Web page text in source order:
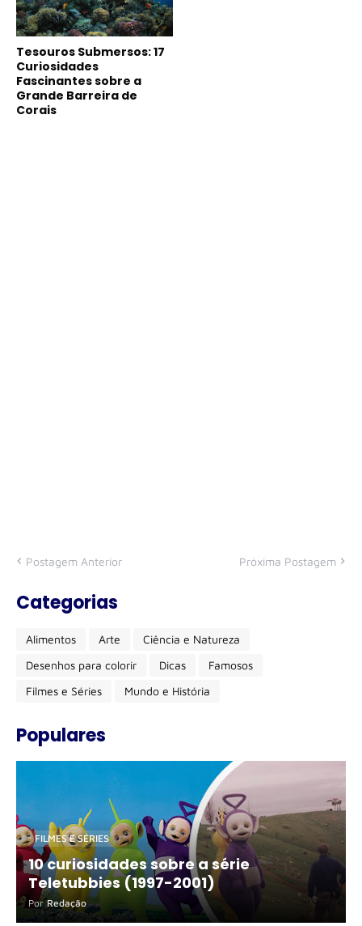
Tesouros Submersos: 17
Curiosidades
Fascinantes sobre a
Grande Barreira de
Corais
Postagem Anterior Próxima Postagem
Categorias
Alimentos Arte
Ciência e Natureza
Desenhos para colorir
Dicas
Famosos
Filmes e Séries
Mundo e História
Populares
FILMES E SÉRIES
10 curiosidades sobre a série
Teletubbies (1997-2001)
Por Redação